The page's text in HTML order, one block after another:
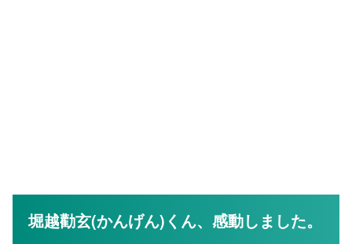
堀越勸玄(かんげん)くん、感動しました。